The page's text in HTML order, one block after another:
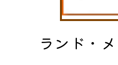
ランド・